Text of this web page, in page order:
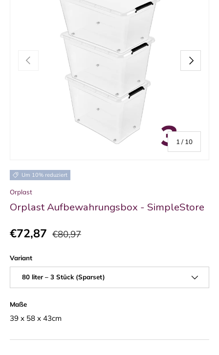
VORHERIGE
1 / von
10
NÄCHSTE
Um 10% reduziert
Orplast
Orplast Aufbewahrungsbox - SimpleStore
€72,87 €80,97
Variant
80 liter – 3 Stück (Sparset)
Maße
39 x 58 x 43cm